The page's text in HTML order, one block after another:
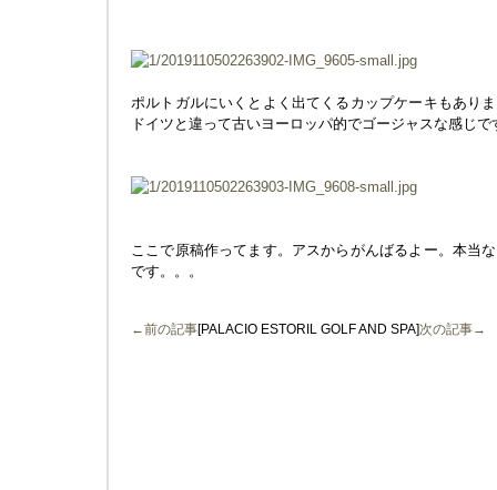
ポルトガルにいくとよく出てくるカップケーキもあり
ドイツと違って古いヨーロッパ的でゴージャスな感じ
ここで原稿作ってます。アスからがんばるよー。本当
です。。。
←前の記事[PALACIO ESTORIL GOLF AND SPA]次の記事→